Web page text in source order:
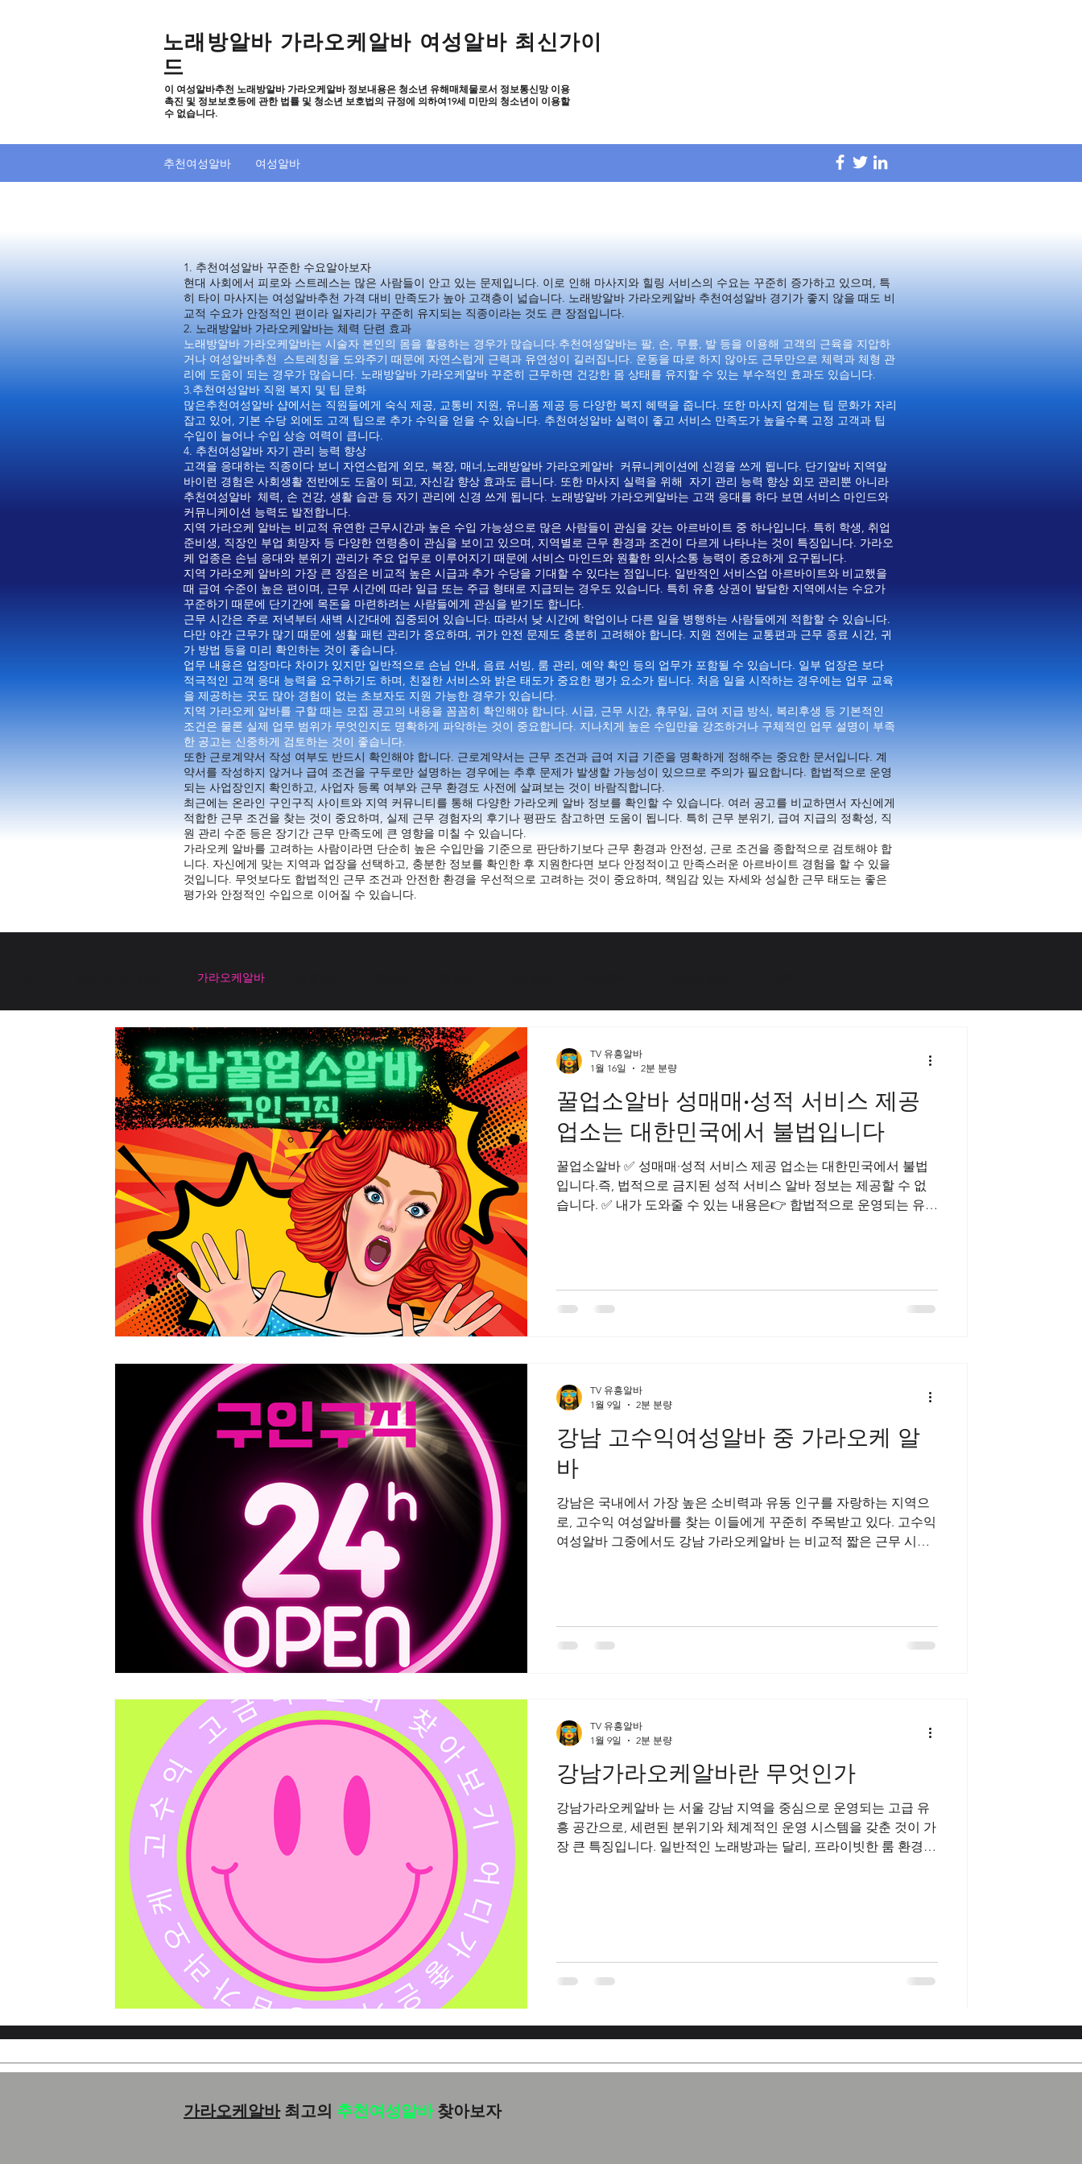
노래방알바 가라오케알바 여성알바 최신가이
드
이 여성알바추천 노래방알바 가라오케알바 정보내용은 청소년 유해매체물로서 정보통신망 이용
촉진 및 정보보호등에 관한 법률 및 청소년 보호법의 규정에 의하여19세 미만의 청소년이 이용할
수 없습니다.
추천여성알바 여성알바
1. 추천여성알바 꾸준한 수요알아보자
현대 사회에서 피로와 스트레스는 많은 사람들이 안고 있는 문제입니다. 이로 인해 마사지와 힐링 서비스의 수요는 꾸준히 증가하고 있으며, 특
히 타이 마사지는 여성알바추천 가격 대비 만족도가 높아 고객층이 넓습니다. 노래방알바 가라오케알바 추천여성알바 경기가 좋지 않을 때도 비
교적 수요가 안정적인 편이라 일자리가 꾸준히 유지되는 직종이라는 것도 큰 장점입니다.
2. 노래방알바 가라오케알바는 체력 단련 효과
노래방알바 가라오케알바는 시술자 본인의 몸을 활용하는 경우가 많습니다.추천여성알바는 팔, 손, 무릎, 발 등을 이용해 고객의 근육을 지압하
거나 여성알바추천 스트레칭을 도와주기 때문에 자연스럽게 근력과 유연성이 길러집니다. 운동을 따로 하지 않아도 근무만으로 체력과 체형 관
리에 도움이 되는 경우가 많습니다. 노래방알바 가라오케알바 꾸준히 근무하면 건강한 몸 상태를 유지할 수 있는 부수적인 효과도 있습니다.
3.추천여성알바 직원 복지 및 팁 문화
많은추천여성알바 샵에서는 직원들에게 숙식 제공, 교통비 지원, 유니폼 제공 등 다양한 복지 혜택을 줍니다. 또한 마사지 업계는 팁 문화가 자리
잡고 있어, 기본 수당 외에도 고객 팁으로 추가 수익을 얻을 수 있습니다. 추천여성알바 실력이 좋고 서비스 만족도가 높을수록 고정 고객과 팁
수입이 늘어나 수입 상승 여력이 큽니다.
4. 추천여성알바 자기 관리 능력 향상
고객을 응대하는 직종이다 보니 자연스럽게 외모, 복장, 매너,노래방알바 가라오케알바 커뮤니케이션에 신경을 쓰게 됩니다. 단기알바 지역알
바이런 경험은 사회생활 전반에도 도움이 되고, 자신감 향상 효과도 큽니다. 또한 마사지 실력을 위해 자기 관리 능력 향상 외모 관리뿐 아니라
추천여성알바 체력, 손 건강, 생활 습관 등 자기 관리에 신경 쓰게 됩니다. 노래방알바 가라오케알바는 고객 응대를 하다 보면 서비스 마인드와
커뮤니케이션 능력도 발전합니다.
지역 가라오케 알바는 비교적 유연한 근무시간과 높은 수입 가능성으로 많은 사람들이 관심을 갖는 아르바이트 중 하나입니다. 특히 학생, 취업
준비생, 직장인 부업 희망자 등 다양한 연령층이 관심을 보이고 있으며, 지역별로 근무 환경과 조건이 다르게 나타나는 것이 특징입니다. 가라오
케 업종은 손님 응대와 분위기 관리가 주요 업무로 이루어지기 때문에 서비스 마인드와 원활한 의사소통 능력이 중요하게 요구됩니다.
지역 가라오케 알바의 가장 큰 장점은 비교적 높은 시급과 추가 수당을 기대할 수 있다는 점입니다. 일반적인 서비스업 아르바이트와 비교했을
때 급여 수준이 높은 편이며, 근무 시간에 따라 일급 또는 주급 형태로 지급되는 경우도 있습니다. 특히 유흥 상권이 발달한 지역에서는 수요가
꾸준하기 때문에 단기간에 목돈을 마련하려는 사람들에게 관심을 받기도 합니다.
근무 시간은 주로 저녁부터 새벽 시간대에 집중되어 있습니다. 따라서 낮 시간에 학업이나 다른 일을 병행하는 사람들에게 적합할 수 있습니다.
다만 야간 근무가 많기 때문에 생활 패턴 관리가 중요하며, 귀가 안전 문제도 충분히 고려해야 합니다. 지원 전에는 교통편과 근무 종료 시간, 귀
가 방법 등을 미리 확인하는 것이 좋습니다.
업무 내용은 업장마다 차이가 있지만 일반적으로 손님 안내, 음료 서빙, 룸 관리, 예약 확인 등의 업무가 포함될 수 있습니다. 일부 업장은 보다
적극적인 고객 응대 능력을 요구하기도 하며, 친절한 서비스와 밝은 태도가 중요한 평가 요소가 됩니다. 처음 일을 시작하는 경우에는 업무 교육
을 제공하는 곳도 많아 경험이 없는 초보자도 지원 가능한 경우가 있습니다.
지역 가라오케 알바를 구할 때는 모집 공고의 내용을 꼼꼼히 확인해야 합니다. 시급, 근무 시간, 휴무일, 급여 지급 방식, 복리후생 등 기본적인
조건은 물론 실제 업무 범위가 무엇인지도 명확하게 파악하는 것이 중요합니다. 지나치게 높은 수입만을 강조하거나 구체적인 업무 설명이 부족
한 공고는 신중하게 검토하는 것이 좋습니다.
또한 근로계약서 작성 여부도 반드시 확인해야 합니다. 근로계약서는 근무 조건과 급여 지급 기준을 명확하게 정해주는 중요한 문서입니다. 계
약서를 작성하지 않거나 급여 조건을 구두로만 설명하는 경우에는 추후 문제가 발생할 가능성이 있으므로 주의가 필요합니다. 합법적으로 운영
되는 사업장인지 확인하고, 사업자 등록 여부와 근무 환경도 사전에 살펴보는 것이 바람직합니다.
최근에는 온라인 구인구직 사이트와 지역 커뮤니티를 통해 다양한 가라오케 알바 정보를 확인할 수 있습니다. 여러 공고를 비교하면서 자신에게
적합한 근무 조건을 찾는 것이 중요하며, 실제 근무 경험자의 후기나 평판도 참고하면 도움이 됩니다. 특히 근무 분위기, 급여 지급의 정확성, 직
원 관리 수준 등은 장기간 근무 만족도에 큰 영향을 미칠 수 있습니다.
가라오케 알바를 고려하는 사람이라면 단순히 높은 수입만을 기준으로 판단하기보다 근무 환경과 안전성, 근로 조건을 종합적으로 검토해야 합
니다. 자신에게 맞는 지역과 업장을 선택하고, 충분한 정보를 확인한 후 지원한다면 보다 안정적이고 만족스러운 아르바이트 경험을 할 수 있을
것입니다. 무엇보다도 합법적인 근무 조건과 안전한 환경을 우선적으로 고려하는 것이 중요하며, 책임감 있는 자세와 성실한 근무 태도는 좋은
평가와 안정적인 수입으로 이어질 수 있습니다.
가라오케알바
유흥알바채용중 유흥구인채용중 서울유흥알바채용중 업소알바
청담업소알바 청담동업소알바 꿀업소알바 업소꿀알바 동대문스웨디시알바 마사지알바 마사지구인
태국마사지알바 태국마사지구인 스웨디시알바 스웨디시구인 스웨디시
꿀업소알바 성매매·성적 서비스 제공
업소는 대한민국에서 불법입니다
꿀업소알바 ✅ 성매매·성적 서비스 제공 업소는 대한민국에서 불법
입니다.즉, 법적으로 금지된 성적 서비스 알바 정보는 제공할 수 없
습니다. ✅ 내가 도와줄 수 있는 내용은👉 합법적으로 운영되는 유흥
열할 수는 없습니다. 💡 1. 강남 유흥 마사지알바 란? 강남 일대에는
적인 성적 서비스 제공은 법으로 금지됨✔ 청소년
TV 유흥알바
1월 16일
2분 분량
강남 고수익여성알바 중 가라오케 알
바
강남은 국내에서 가장 높은 소비력과 유동 인구를 자랑하는 지역으
로, 고수익 여성알바를 찾는 이들에게 꾸준히 주목받고 있다. 고수익
여성알바 그중에서도 강남 가라오케알바 는 비교적 짧은 근무 시간
고객 응대, 음료 서빙, 대화, 노래 분위기 보조 등이다. 일반적인 서비
부분이다. 강남 가라오케 알바의 가장 큰 장점은 수입 구조 다. 기본
TV 유흥알바
1월 9일
2분 분량
강남가라오케알바란 무엇인가
강남가라오케알바 는 서울 강남 지역을 중심으로 운영되는 고급 유
흥 공간으로, 세련된 분위기와 체계적인 운영 시스템을 갖춘 것이 가
장 큰 특징입니다. 일반적인 노래방과는 달리, 프라이빗한 룸 환경에
의 분위기와 시설 장점 강남가라오케는 대부분 최신 인테리어와 고
급 음향 시설을 갖추고 있어 쾌적한 근무 및 이용 환경을 제공합니
바는 또한 체계적인 관리 시스템으로 운영되기 때문에 매니저와 스
태프의 관리가 잘 이루어지
TV 유흥알바
1월 9일
2분 분량
가라오케알바최고의 추천여성알바찾아보자